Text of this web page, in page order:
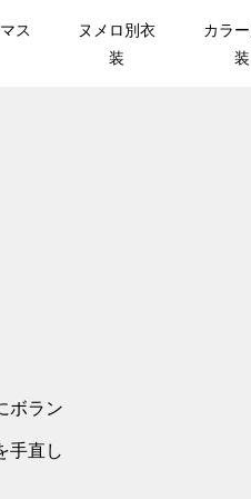
ス
ヌメロ別衣
装
カラ
装
ボラン
手直し